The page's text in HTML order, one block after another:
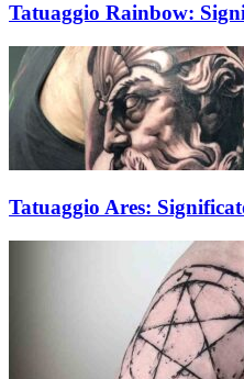
Tatuaggio Rainbow:
Tatuaggio Ares: